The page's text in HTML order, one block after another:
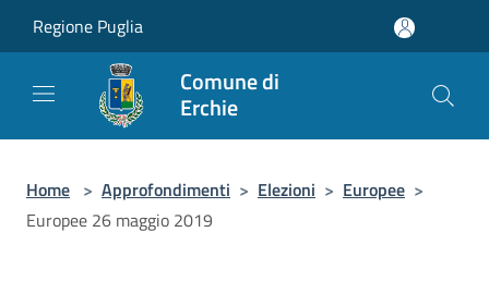
Regione Puglia
Comune di
Erchie
Home > Approfondimenti > Elezioni > Europee >
Europee 26 maggio 2019